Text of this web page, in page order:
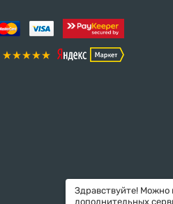
Здравствуйте! Можно
дополнительных